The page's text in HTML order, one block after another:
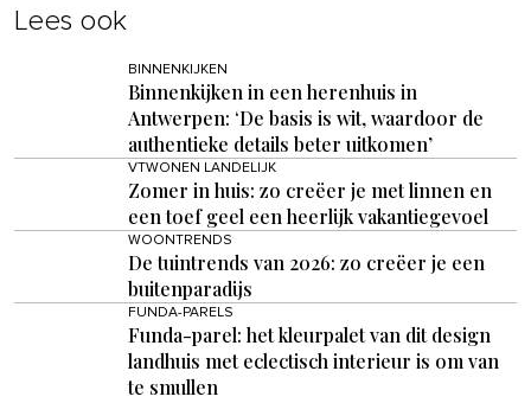
Lees ook
BINNENKIJKEN
Binnenkijken in een herenhuis in
Antwerpen: ‘De basis is wit, waardoor de
authentieke details beter uitkomen’
VTWONEN LANDELIJK
Zomer in huis: zo creëer je met linnen en
een toef geel een heerlijk vakantiegevoel
WOONTRENDS
De tuintrends van 2026: zo creëer je een
buitenparadijs
FUNDA-PARELS
Funda-parel: het kleurpalet van dit design
landhuis met eclectisch interieur is om van
te smullen